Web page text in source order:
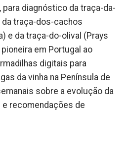
diagnóstico da traça-da-
da traça-dos-cachos
e da traça-do-olival (Prays
em Portugal ao
digitais para
da vinha na Península de
sobre a evolução da
recomendações de